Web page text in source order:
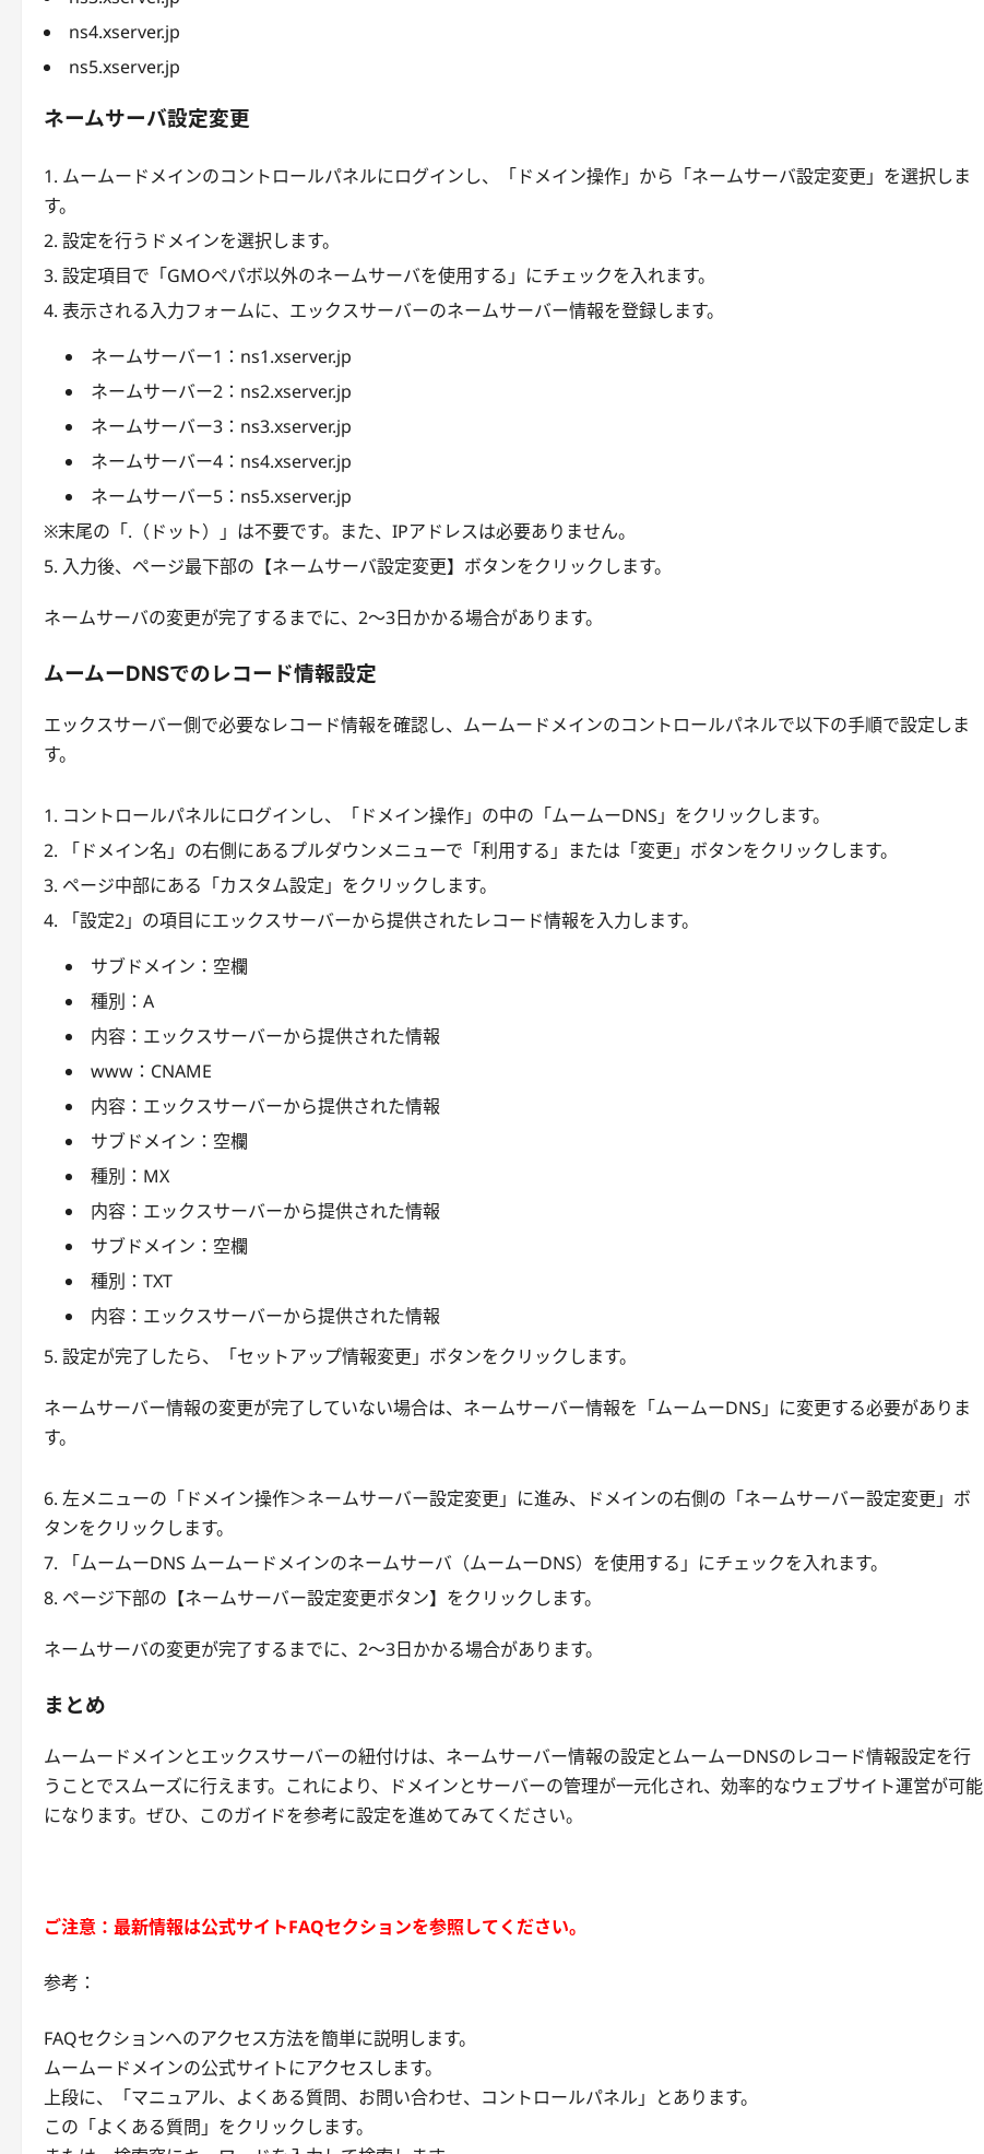
ns4.xserver.jp
ns5.xserver.jp
ネームサーバ設定変更
ムームードメインのコントロールパネルにログインし、「ドメイン操作」から「ネームサーバ設定変更」を選択しま
す。
設定を行うドメインを選択します。
設定項目で「GMOペパボ以外のネームサーバを使用する」にチェックを入れます。
表示される入力フォームに、エックスサーバーのネームサーバー情報を登録します。
ネームサーバー1：ns1.xserver.jp
ネームサーバー2：ns2.xserver.jp
ネームサーバー3：ns3.xserver.jp
ネームサーバー4：ns4.xserver.jp
ネームサーバー5：ns5.xserver.jp
※末尾の「.（ドット）」は不要です。また、IPアドレスは必要ありません。
入力後、ページ最下部の【ネームサーバ設定変更】ボタンをクリックします。
ネームサーバの変更が完了するまでに、2～3日かかる場合があります。
ムームーDNSでのレコード情報設定
エックスサーバー側で必要なレコード情報を確認し、ムームードメインのコントロールパネルで以下の手順で設定しま
す。
コントロールパネルにログインし、「ドメイン操作」の中の「ムームーDNS」をクリックします。
「ドメイン名」の右側にあるプルダウンメニューで「利用する」または「変更」ボタンをクリックします。
ページ中部にある「カスタム設定」をクリックします。
「設定2」の項目にエックスサーバーから提供されたレコード情報を入力します。
サブドメイン：空欄
種別：A
内容：エックスサーバーから提供された情報
www：CNAME
内容：エックスサーバーから提供された情報
サブドメイン：空欄
種別：MX
内容：エックスサーバーから提供された情報
サブドメイン：空欄
種別：TXT
内容：エックスサーバーから提供された情報
設定が完了したら、「セットアップ情報変更」ボタンをクリックします。
ネームサーバー情報の変更が完了していない場合は、ネームサーバー情報を「ムームーDNS」に変更する必要がありま
す。
左メニューの「ドメイン操作＞ネームサーバー設定変更」に進み、ドメインの右側の「ネームサーバー設定変更」ボ
タンをクリックします。
「ムームーDNS ムームードメインのネームサーバ（ムームーDNS）を使用する」にチェックを入れます。
ページ下部の【ネームサーバー設定変更ボタン】をクリックします。
ネームサーバの変更が完了するまでに、2～3日かかる場合があります。
まとめ
ムームードメインとエックスサーバーの紐付けは、ネームサーバー情報の設定とムームーDNSのレコード情報設定を行
うことでスムーズに行えます。これにより、ドメインとサーバーの管理が一元化され、効率的なウェブサイト運営が可能
になります。ぜひ、このガイドを参考に設定を進めてみてください。
ご注意：最新情報は公式サイトFAQセクションを参照してください。
参考：
FAQセクションへのアクセス方法を簡単に説明します。
ムームードメインの公式サイトにアクセスします。
上段に、「マニュアル、よくある質問、お問い合わせ、コントロールパネル」とあります。
この「よくある質問」をクリックします。